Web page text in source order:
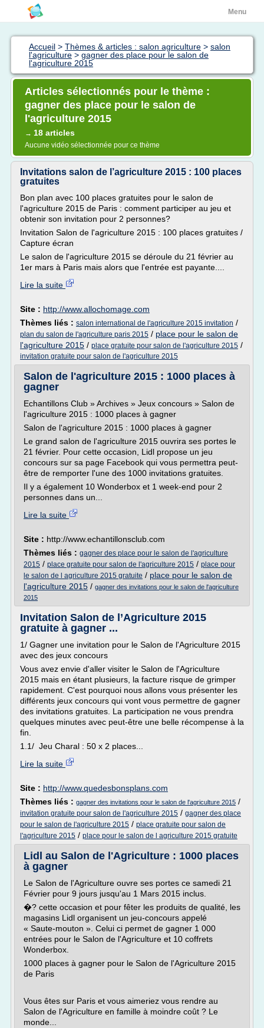
Menu
Accueil > Thèmes & articles : salon agriculture > salon
l'agriculture > gagner des place pour le salon de
l'agriculture 2015
Articles sélectionnés pour le thème :
gagner des place pour le salon de
l'agriculture 2015
→ 18 articles
Aucune vidéo sélectionnée pour ce thème
Invitations salon de l’agriculture 2015 : 100 places
gratuites
Bon plan avec 100 places gratuites pour le salon de
l'agriculture 2015 de Paris : comment participer au jeu et
obtenir son invitation pour 2 personnes?
Invitation Salon de l'agriculture 2015 : 100 places gratuites /
Capture écran
Le salon de l'agriculture 2015 se déroule du 21 février au
1er mars à Paris mais alors que l'entrée est payante....
Lire la suite
Site : http://www.allochomage.com
Thèmes liés : salon international de l'agriculture 2015 invitation /
plan du salon de l'agriculture paris 2015 / place pour le salon de
l'agriculture 2015 / place gratuite pour salon de l'agriculture 2015 /
invitation gratuite pour salon de l'agriculture 2015
Salon de l'agriculture 2015 : 1000 places à
gagner
Echantillons Club » Archives » Jeux concours » Salon de
l'agriculture 2015 : 1000 places à gagner
Salon de l'agriculture 2015 : 1000 places à gagner
Le grand salon de l'agriculture 2015 ouvrira ses portes le
21 février. Pour cette occasion, Lidl propose un jeu
concours sur sa page Facebook qui vous permettra peut-
être de remporter l'une des 1000 invitations gratuites.
Il y a également 10 Wonderbox et 1 week-end pour 2
personnes dans un...
Lire la suite
Site : http://www.echantillonsclub.com
Thèmes liés : gagner des place pour le salon de l'agriculture
2015 / place gratuite pour salon de l'agriculture 2015 / place pour
le salon de l agriculture 2015 gratuite / place pour le salon de
l'agriculture 2015 / gagner des invitations pour le salon de l'agriculture
2015
Invitation Salon de l’Agriculture 2015
gratuite à gagner ...
1/ Gagner une invitation pour le Salon de l'Agriculture 2015
avec des jeux concours
Vous avez envie d'aller visiter le Salon de l'Agriculture
2015 mais en étant plusieurs, la facture risque de grimper
rapidement. C'est pourquoi nous allons vous présenter les
différents jeux concours qui vont vous permettre de gagner
des invitations gratuites. La participation ne vous prendra
quelques minutes avec peut-être une belle récompense à la
fin.
1.1/ Jeu Charal : 50 x 2 places...
Lire la suite
Site : http://www.quedesbonsplans.com
Thèmes liés : gagner des invitations pour le salon de l'agriculture 2015 /
invitation gratuite pour salon de l'agriculture 2015 / gagner des place
pour le salon de l'agriculture 2015 / place gratuite pour salon de
l'agriculture 2015 / place pour le salon de l agriculture 2015 gratuite
Lidl au Salon de l'Agriculture : 1000 places
à gagner
Le Salon de l'Agriculture ouvre ses portes ce samedi 21
Février pour 9 jours jusqu'au 1 Mars 2015 inclus.
�? cette occasion et pour fêter les produits de qualité, les
magasins Lidl organisent un jeu-concours appelé
« Saute-mouton ». Celui ci permet de gagner 1 000
entrées pour le Salon de l'Agriculture et 10 coffrets
Wonderbox.
1000 places à gagner pour le Salon de l'Agriculture 2015
de Paris
Vous êtes sur Paris et vous aimeriez vous rendre au
Salon de l'Agriculture en famille à moindre coût ? Le
monde...